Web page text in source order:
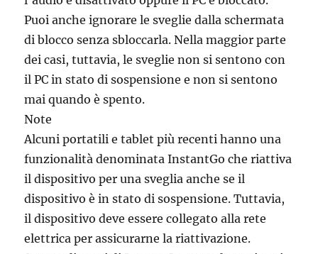
Puoi anche ignorare le sveglie dalla schermata
di blocco senza sbloccarla. Nella maggior parte
dei casi, tuttavia, le sveglie non si sentono con
il PC in stato di sospensione e non si sentono
mai quando è spento.
Note
Alcuni portatili e tablet più recenti hanno una
funzionalità denominata InstantGo che riattiva
il dispositivo per una sveglia anche se il
dispositivo è in stato di sospensione. Tuttavia,
il dispositivo deve essere collegato alla rete
elettrica per assicurarne la riattivazione.